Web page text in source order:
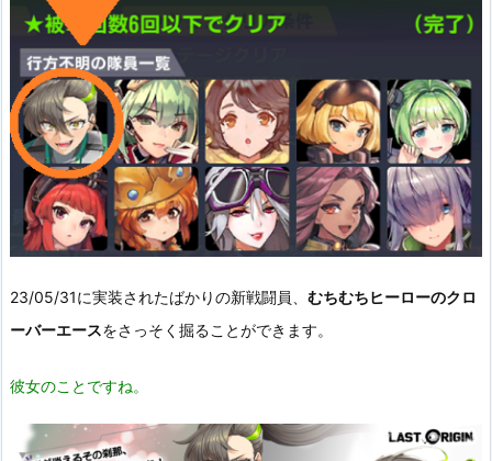
23/05/31に実装されたばかりの新戦闘員、 むちむちヒーローのクロ
ーバーエースをさっそく掘ることができます。
彼女のことですね。